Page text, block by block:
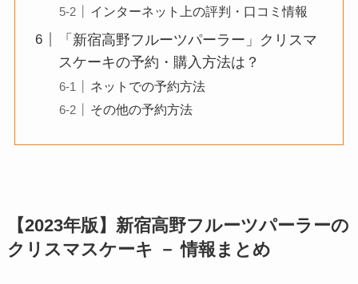
インターネット上の評判・口コミ情報
「新宿高野フルーツパーラー」クリスマ
スケーキの予約・購入方法は？
ネットでの予約方法
その他の予約方法
【2023年版】新宿高野フルーツパーラーの
クリスマスケーキ － 情報まとめ